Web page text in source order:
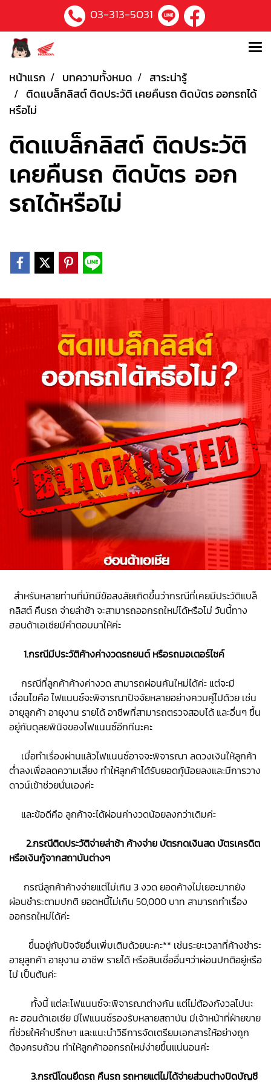
03-313-5031
หน้าแรก บทความทั้งหมด
สาระน่ารู้
ติดแบล็กลิสต์ ติดประวัติ เคยคืนรถ ติดบัตร ออกรถได้
หรือไม่
ติดแบล็กลิสต์ ติดประวัติ
เคยคืนรถ ติดบัตร ออก
รถได้หรือไม่
สำหรับหลายท่านที่มักมีข้อสงสัยเกิดขึ้นว่ากรณีที่เคยมีประวัติแบล็
กลิสต์ คืนรถ จ่ายล่าช้า จะสามารถออกรถใหม่ได้หรือไม่ วันนี้ทาง
ฮอนด้าเอเชียมีคำตอบมาให้ค่ะ
1.กรณีมีประวัติค้างค่างวดรถยนต์ หรือรถมอเตอร์ไซค์
กรณีที่ลูกค้าค้างค่างวด สามารถผ่อนคันใหม่ได้ค่ะ แต่จะมี
เงื่อนไขคือ ไฟแนนซ์จะพิจารณาปัจจัยหลายอย่างควบคู่ไปด้วย เช่น
อายุลูกค้า อายุงาน รายได้ อาชีพที่สามารถตรวจสอบได้ และอื่นๆ ขึ้น
อยู่กับดุลยพินิจของไฟแนนซ์อีกทีนะคะ
เมื่อทำเรื่องผ่านแล้วไฟแนนซ์อาจจะพิจารณา ลดวงเงินให้ลูกค้า
ต่ำลงเพื่อลดความเสี่ยง ทำให้ลูกค้าได้รับยอดกู้น้อยลงและมีการวาง
ดาวน์เข้าช่วยนั่นเองค่ะ
และข้อดีคือ ลูกค้าจะได้ผ่อนค่างวดน้อยลงกว่าเดิมค่ะ
2.กรณีติดประวัติจ่ายล่าช้า ค้างจ่าย บัตรกดเงินสด บัตรเครดิต
หรือเงินกู้จากสถาบันต่างๆ
กรณีลูกค้าค้างจ่ายแต่ไม่เกิน 3 งวด ยอดค้างไม่เยอะมากยัง
ผ่อนชำระตามปกติ ยอดหนี้ไม่เกิน 50,000 บาท สามารถทำเรื่อง
ออกรถใหม่ได้ค่ะ
ขึ้นอยู่กับปัจจัยอื่นเพิ่มเติมด้วยนะคะ** เช่นระยะเวลาที่ค้างชำระ
อายุลูกค้า อายุงาน อาชีพ รายได้ หรือสินเชื่ออื่นๆว่าผ่อนปกติอยู่หรือ
ไม่ เป็นต้นค่ะ
ทั้งนี้ แต่ละไฟแนนซ์จะพิจารณาต่างกัน แต่ไม่ต้องกังวลไปนะ
คะ ฮอนด้าเอเชีย มีไฟแนนซ์รองรับหลายสถาบัน มีเจ้าหน้าที่ฝ่ายขาย
ที่ช่วยให้คำปรึกษา และแนะนำวิธีการจัดเตรียมเอกสารให้อย่างถูก
ต้องครบถ้วน ทำให้ลูกค้าออกรถใหม่ง่ายขึ้นแน่นอนค่ะ
3.กรณีโดนยึดรถ คืนรถ รถหายแต่ไม่ได้จ่ายส่วนต่างปิดบัญชี